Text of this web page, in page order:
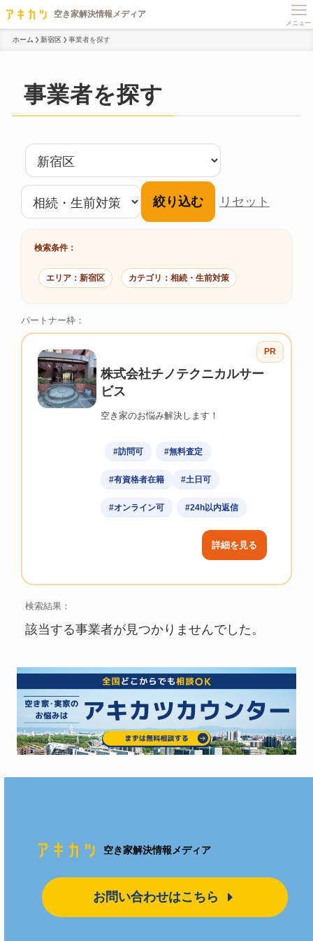
メニュー
ホーム 新宿区 事業者を探す
事業者を探す
絞り込む リセット
検索条件：
エリア：新宿区 カテゴリ：相続・生前対策
パートナー枠：
PR
株式会社チノテクニカルサー
ビス
空き家のお悩み解決します！
#訪問可 #無料査定
#有資格者在籍 #土日可
#オンライン可 #24h以内返信
詳細を見る
検索結果：
該当する事業者が見つかりませんでした。
空き家解決情報メディア
お問い合わせはこちら